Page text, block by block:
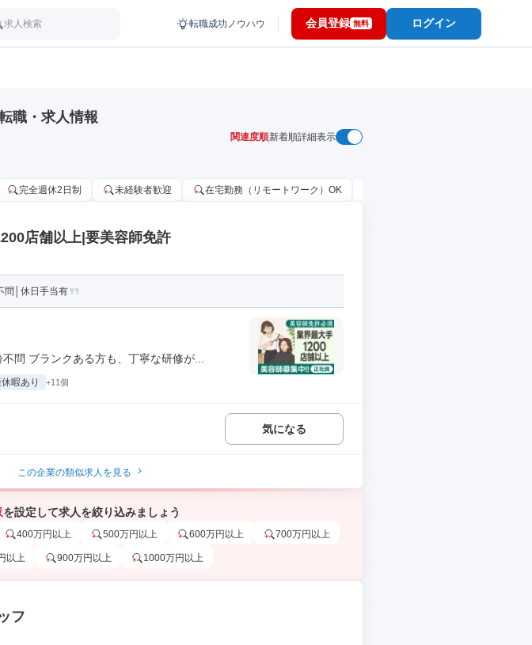
求人検索 転職成功ノウハウ 会員登録 無料 ログイン
職・求人情報
関連度順新着順詳細表示
完全週休2日制 未経験者歓迎 在宅勤務（リモートワーク）OK
店舗以上|要美容師免許
問│休日手当有
問 ブランクある方も、丁寧な研修が...
暇あり +11個
気になる
この企業の類似求人を見る
を設定して求人を絞り込みましょう
400万円以上 500万円以上 600万円以上 700万円以上
以上 900万円以上 1000万円以上
フ